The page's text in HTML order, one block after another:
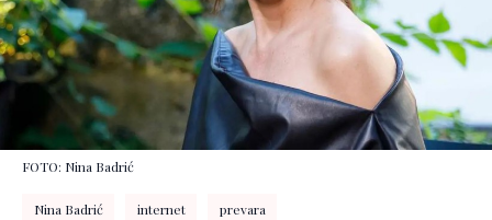
FOTO: Nina Badrić
Nina Badrić internet prevara